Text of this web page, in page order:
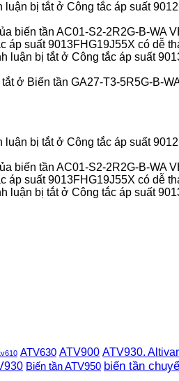
luận bị tắtở Công tắc áp suất
biến tần AC01-S2-2R2G-B-WA
áp suất 9013FHG19J55X có dễ
luận bị tắtở Công tắc áp suất
ở Biến tần GA27-T3-5R5G-B-
luận bị tắtở Công tắc áp suất
biến tần AC01-S2-2R2G-B-WA
áp suất 9013FHG19J55X có dễ
luận bị tắtở Công tắc áp suất
ATV630 ATV900 ATV930.
Biến tần ATV950 biến tần